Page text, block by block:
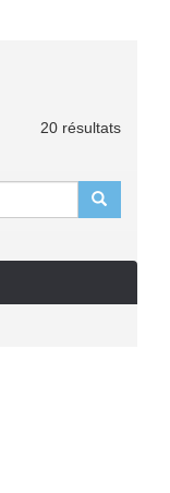
20 résultats